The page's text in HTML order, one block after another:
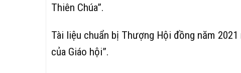
Thiên Chúa”.
Tài liệu chuẩn bị Thượng Hội đồng năm
của Giáo hội”.